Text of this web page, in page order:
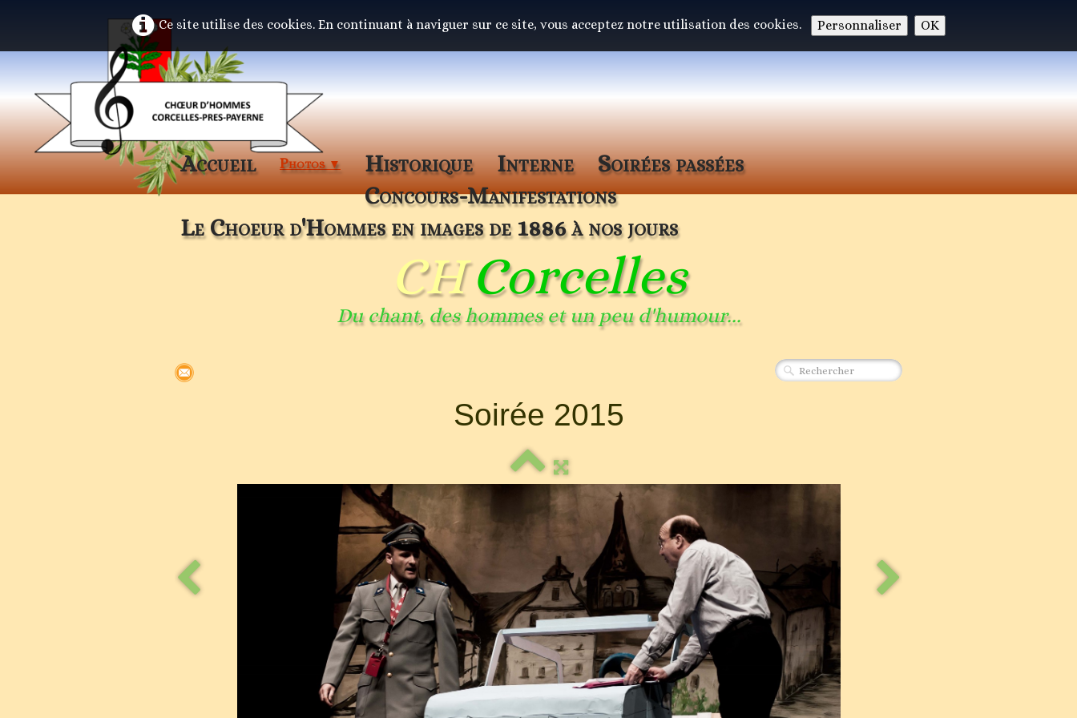
Ce site utilise des cookies. En continuant à naviguer sur ce site, vous acceptez notre utilisation des cookies. Personnaliser OK
Accueil Photos▼ Historique Interne
Soirées passées
Concours-Manifestations
Le Choeur d'Hommes en images de 1886 à nos jours
CHCorcelles
Du chant, des hommes et un peu d'humour...
Soirée 2015